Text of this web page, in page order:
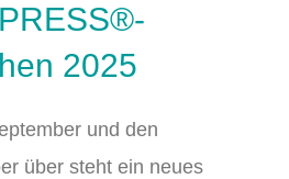
2025
und den
über steht ein neues